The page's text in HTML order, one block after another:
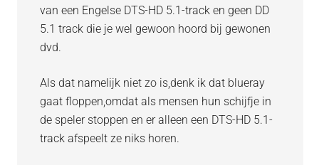
van een Engelse DTS-HD 5.1-track en geen DD
5.1 track die je wel gewoon hoord bij gewonen
dvd.
Als dat namelijk niet zo is,denk ik dat blueray
gaat floppen,omdat als mensen hun schijfje in
de speler stoppen en er alleen een DTS-HD 5.1-
track afspeelt ze niks horen.